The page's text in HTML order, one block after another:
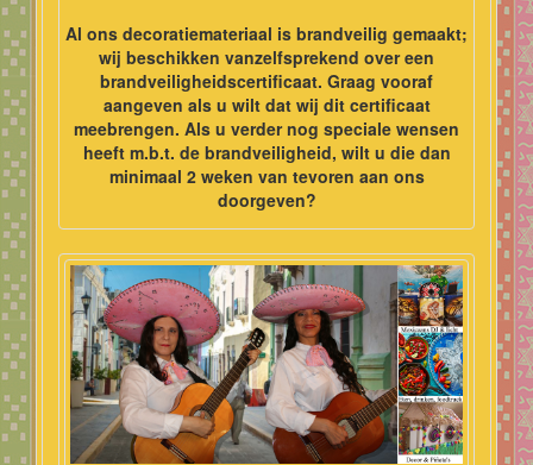
Al ons decoratiemateriaal is brandveilig gemaakt;
wij beschikken vanzelfsprekend over een
brandveiligheidscertificaat. Graag vooraf
aangeven als u wilt dat wij dit certificaat
meebrengen. Als u verder nog speciale wensen
heeft m.b.t. de brandveiligheid, wilt u die dan
minimaal 2 weken van tevoren aan ons
doorgeven?